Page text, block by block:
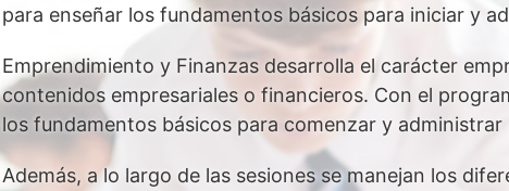
para enseñar los fundamentos básicos para iniciar y
Emprendimiento y Finanzas desarrolla el carácter
contenidos empresariales o financieros. Con el
los fundamentos básicos para comenzar y administrar
Además, a lo largo de las sesiones se manejan los